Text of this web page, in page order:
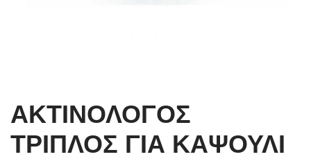
ΑΚΤΙΝΟΛΟΓΟΣ
ΤΡΙΠΛΟΣ ΓΙΑ ΚΑΨΟΥΛΙ